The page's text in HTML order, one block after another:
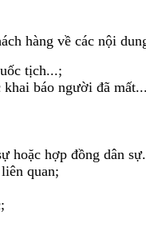
hàng về các nội
tịch...;
báo người đã
hoặc hợp đồng dân sự.
quan;